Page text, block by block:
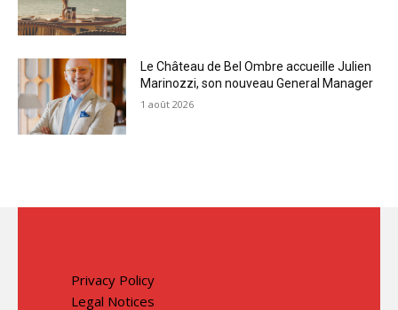
Le Château de Bel Ombre accueille Julien
Marinozzi, son nouveau General Manager
1 août 2026
Privacy Policy
Legal Notices